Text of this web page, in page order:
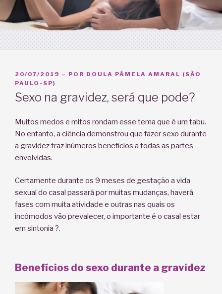
PUBLICADO
EM
20/07/2019 – POR DOULA PÂMELA AMARAL (SÃO
PAULO-SP)
Sexo na gravidez, será que pode?
Muitos medos e mitos rondam esse tema que é um tabu.
No entanto, a ciência demonstrou que fazer sexo durante
a gravidez traz inúmeros benefícios a todas as partes
envolvidas.
Certamente durante os 9 meses de gestação a vida
sexual do casal passará por muitas mudanças, haverá
fases com muita atividade e outras nas quais os
incômodos vão prevalecer, o importante é o casal estar
em sintonia ?.
Benefícios do sexo durante a gravidez